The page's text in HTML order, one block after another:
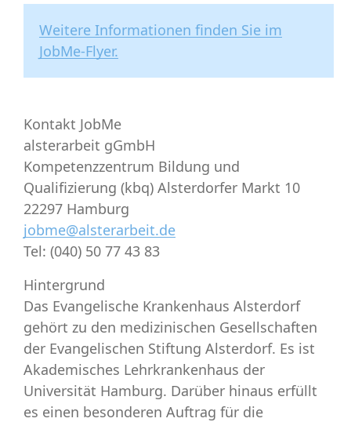
Weitere Informationen finden Sie im
JobMe-Flyer.
Kontakt JobMe
alsterarbeit gGmbH
Kompetenzzentrum Bildung und
Qualifizierung (kbq) Alsterdorfer Markt 10
22297 Hamburg
jobme@alsterarbeit.de
Tel: (040) 50 77 43 83
Hintergrund
Das Evangelische Krankenhaus Alsterdorf
gehört zu den medizinischen Gesellschaften
der Evangelischen Stiftung Alsterdorf. Es ist
Akademisches Lehrkrankenhaus der
Universität Hamburg. Darüber hinaus erfüllt
es einen besonderen Auftrag für die